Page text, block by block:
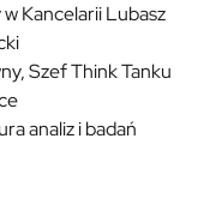
Kancelarii Lubasz
Szef Think Tanku
analiz i badań